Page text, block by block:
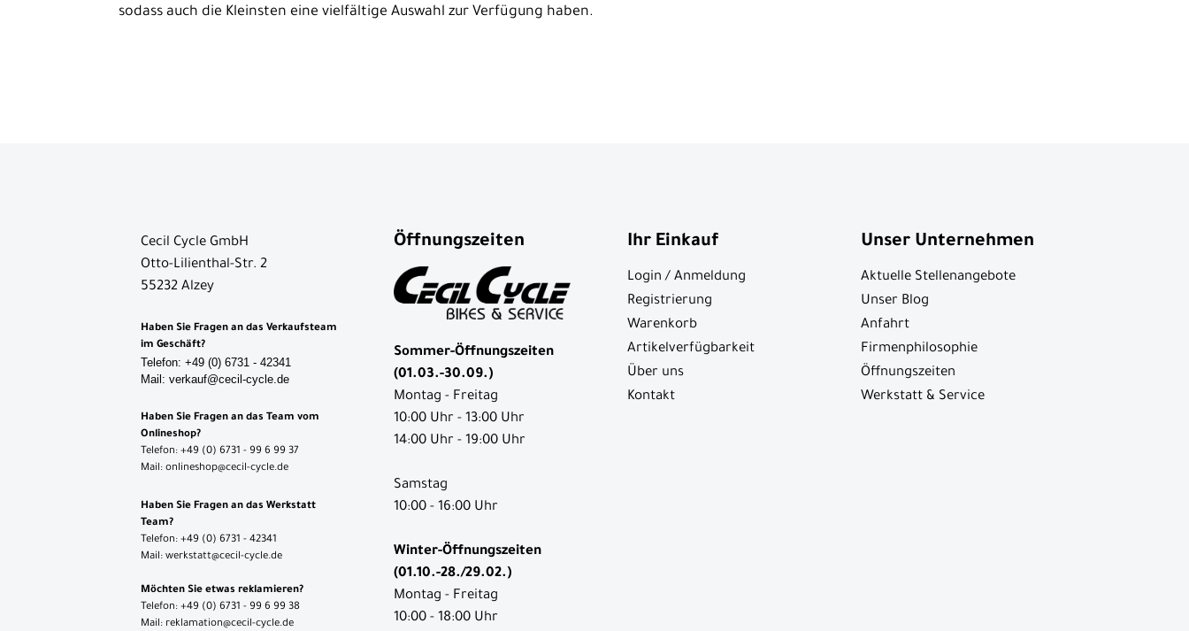
sodass auch die Kleinsten eine vielfältige Auswahl zur Verfügung haben.
Cecil Cycle GmbH
Otto-Lilienthal-Str. 2
55232 Alzey
Haben Sie Fragen an das Verkaufsteam
im Geschäft?
Telefon: +49 (0) 6731 - 42341
Mail: verkauf@cecil-cycle.de
Haben Sie Fragen an das Team vom
Onlineshop?
Telefon: +49 (0) 6731 - 99 6 99 37
Mail: onlineshop@cecil-cycle.de
Haben Sie Fragen an das Werkstatt
Team?
Telefon: +49 (0) 6731 - 42341
Mail: werkstatt@cecil-cycle.de
Möchten Sie etwas reklamieren?
Telefon: +49 (0) 6731 - 99 6 99 38
Mail: reklamation@cecil-cycle.de
Öffnungszeiten
Sommer-Öffnungszeiten
(01.03.-30.09.)
Montag - Freitag
10:00 Uhr - 13:00 Uhr
14:00 Uhr - 19:00 Uhr
Samstag
10:00 - 16:00 Uhr
Winter-Öffnungszeiten
(01.10.-28./29.02.)
Montag - Freitag
10:00 - 18:00 Uhr
Ihr Einkauf
Login / Anmeldung
Registrierung
Warenkorb
Artikelverfügbarkeit
Über uns
Kontakt
Unser Unternehmen
Aktuelle Stellenangebote
Unser Blog
Anfahrt
Firmenphilosophie
Öffnungszeiten
Werkstatt & Service